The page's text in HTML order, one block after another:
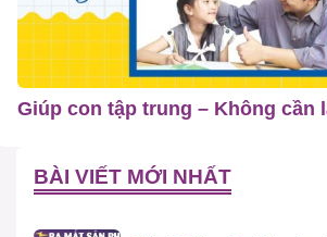
Giúp con tập trung – Không cần
BÀI VIẾT MỚI NHẤT